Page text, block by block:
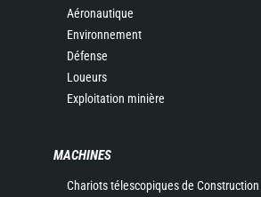
Aéronautique
Environnement
Défense
Loueurs
Exploitation minière
MACHINES
Chariots télescopiques de Construction